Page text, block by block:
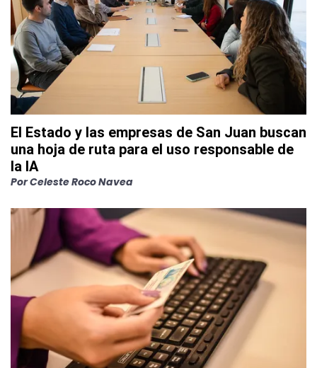
El Estado y las empresas de San Juan buscan
una hoja de ruta para el uso responsable de
la IA
PorCeleste Roco Navea